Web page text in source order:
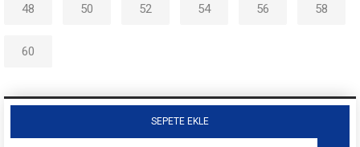
48 50 52 54 56 58
60
SEPETE EKLE